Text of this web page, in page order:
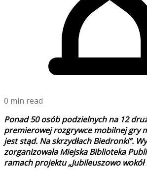
0 min read
Ponad 50 osób podzielnych na 12
premierowej rozgrywce mobilnej gry
jest stąd. Na skrzydłach Biedronki”.
zorganizowała Miejska Biblioteka
ramach projektu „Jubileuszowo wokół